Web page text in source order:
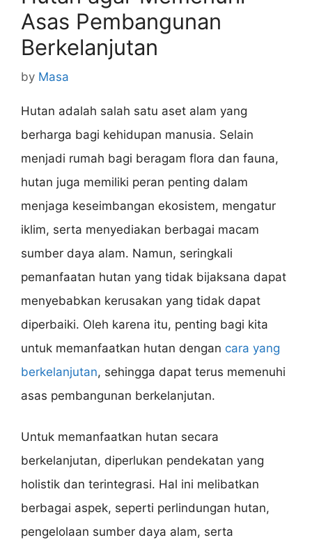
Asas Pembangunan
Berkelanjutan
by Masa
Hutan adalah salah satu aset alam yang
berharga bagi kehidupan manusia. Selain
menjadi rumah bagi beragam flora dan fauna,
hutan juga memiliki peran penting dalam
menjaga keseimbangan ekosistem, mengatur
iklim, serta menyediakan berbagai macam
sumber daya alam. Namun, seringkali
pemanfaatan hutan yang tidak bijaksana dapat
menyebabkan kerusakan yang tidak dapat
diperbaiki. Oleh karena itu, penting bagi kita
untuk memanfaatkan hutan dengan cara yang
berkelanjutan, sehingga dapat terus memenuhi
asas pembangunan berkelanjutan.
Untuk memanfaatkan hutan secara
berkelanjutan, diperlukan pendekatan yang
holistik dan terintegrasi. Hal ini melibatkan
berbagai aspek, seperti perlindungan hutan,
pengelolaan sumber daya alam, serta